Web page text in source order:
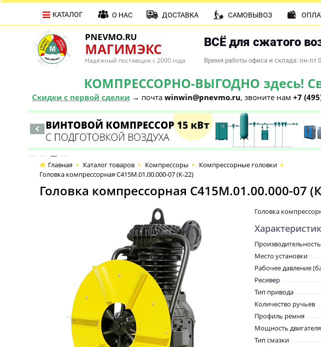
PNEVMO.RU
МАГИМЭКС
Надёжный поставщик с 2000 года
ВСЁ для сжатого
Время работы офиса и склада: пн-пт
КОМПРЕССОРНО-ВЫГОДНО здесь!
Скидки с первой сделки → почта winwin@pnevmo.ru, звоните нам +7
КАТАЛОГ О НАС ДОСТАВКА САМОВЫВОЗ
Главная Каталог товаров Компрессоры
Компрессорные головки
Головка компрессорная С415М.01.00.000-07 (К-22)
Головка компрессорная С415М.01.00.000-07
Головка
Место установки
Рабочее давление
Ресивер
Тип привода
Количество ручьев
Профиль ремня
Мощность
Тип смазки